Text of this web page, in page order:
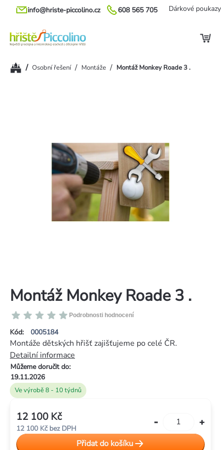
Přejít
608 565 705
info@hriste-piccolino.cz Dárkové poukazy
Domů/ Osobní řešení / Montáže / Montáž Monkey Roade 3 .
Montáž Monkey Roade 3 .
Kód: 0005184
Průměrné
hodnocení
produktu
je
0,0
z
5
hvězdiček.
Podrobnosti hodnocení
Ve výrobě 8 - 10 týdnů
Můžeme doručit do:
19.11.2026
Montáže dětských hřišť zajišťujeme po celé ČR.
Detailní informace
12 100 Kč
12 100 Kč bez DPH
cena:
Přidat do košíku